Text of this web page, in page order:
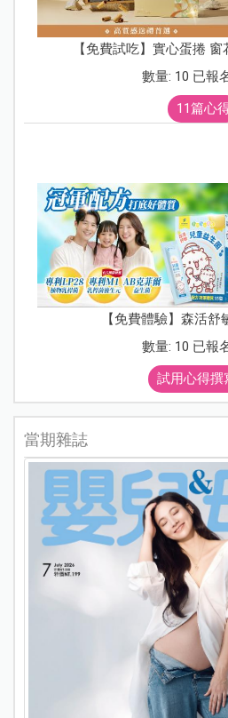
【免費試吃】實心蛋捲
數量: 10 已報
11篇心
【免費體驗】森活
數量: 10 已報
試用心得撰
當期雜誌